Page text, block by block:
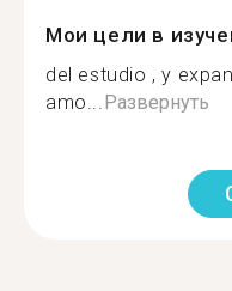
Мои цели в
del estudio , y
amo...Развернуть